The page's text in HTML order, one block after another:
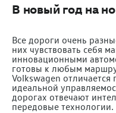
В новый год на
Все дороги очень
них чувствовать себя
инновационными
готовы к любым
Volkswagen
идеальной
дорогах отвечают
передовые технологии.